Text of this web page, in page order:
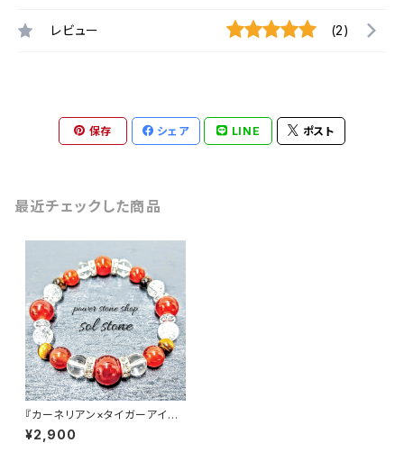
レビュー (2)
保存 シェア LINE ポスト
最近チェックした商品
『カーネリアン×タイガーアイ×
水晶』天然石パワーストーンブレ
スレット
¥2,900